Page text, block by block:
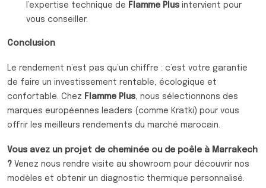
l’expertise technique de Flamme Plus intervient pour
vous conseiller.
Conclusion
Le rendement n’est pas qu’un chiffre : c’est votre garantie
de faire un investissement rentable, écologique et
confortable. Chez Flamme Plus , nous sélectionnons des
marques européennes leaders (comme Kratki) pour vous
offrir les meilleurs rendements du marché marocain.
Vous avez un projet de cheminée ou de poêle à Marrakech
? Venez nous rendre visite au showroom pour découvrir nos
modèles et obtenir un diagnostic thermique personnalisé.